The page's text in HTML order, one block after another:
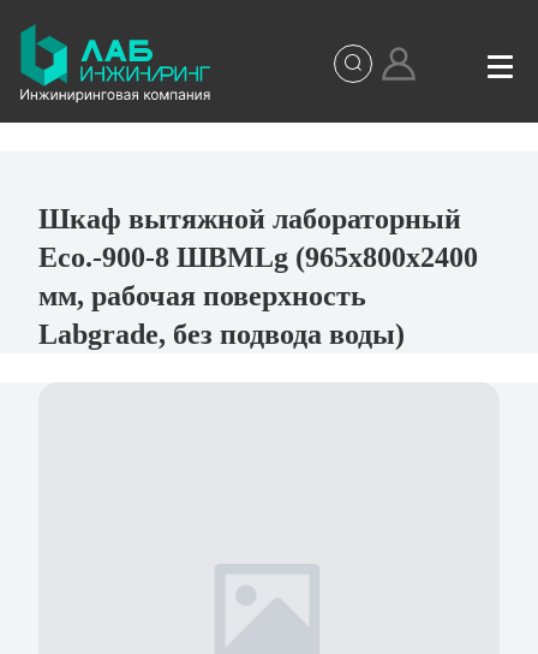
Шкаф вытяжной лабораторный
Eco.-900-8 ШВМLg (965х800х2400
мм, рабочая поверхность
Labgrade, без подвода воды)